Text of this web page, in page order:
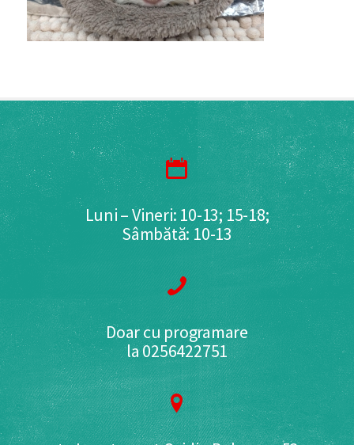
Luni – Vineri: 10-13; 15-18;
Sâmbătă: 10-13
Doar cu programare
la 0256422751